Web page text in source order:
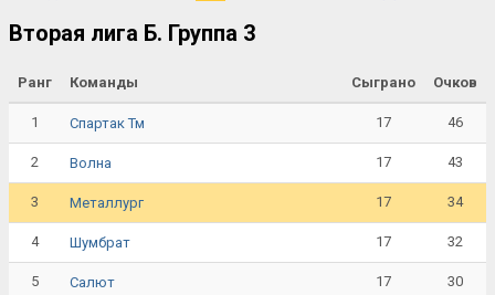
Вторая лига Б. Группа 3
Ранг Команды Сыграно Очков
1 Спартак Тм 17 46
2 Волна 17 43
3 Металлург 17 34
4 Шумбрат 17 32
5 Салют 17 30